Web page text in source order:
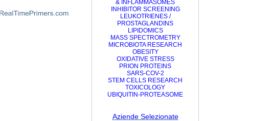
& INFLAMMASOMES
INHIBITOR SCREENING
LEUKOTRIENES /
PROSTAGLANDINS
LIPIDOMICS
MASS SPECTROMETRY
MICROBIOTA RESEARCH
OBESITY
OXIDATIVE STRESS
PRION PROTEINS
SARS-COV-2
STEM CELLS RESEARCH
TOXICOLOGY
UBIQUITIN-PROTEASOME
Aziende Selezionate